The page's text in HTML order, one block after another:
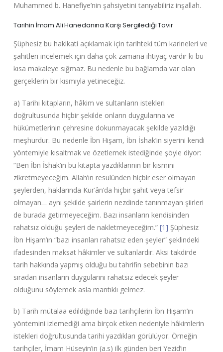
Muhammed b. Hanefiye’nin şahsiyetini tanıyabiliriz inşallah.
Tarihin İmam Ali Hanedanına Karşı Sergilediği Tavır
Şüphesiz bu hakikati açıklamak için tarihteki tüm karineleri ve
şahitleri incelemek için daha çok zamana ihtiyaç vardır ki bu
kısa makaleye sığmaz. Bu nedenle bu bağlamda var olan
gerçeklerin bir kısmıyla yetineceğiz.
a) Tarihi kitapların, hâkim ve sultanların istekleri
doğrultusunda hiçbir şekilde onların duygularına ve
hükümetlerinin çehresine dokunmayacak şekilde yazıldığı
meşhurdur. Bu nedenle İbn Hişam, İbn İshak’ın siyerini kendi
yöntemiyle kısaltmak ve özetlemek istediğinde şöyle diyor:
“Ben İbn İshak’ın bu kitapta yazdıklarının bir kısmını
zikretmeyeceğim. Allah’ın resulünden hiçbir eser olmayan
şeylerden, haklarında Kur’ân’da hiçbir şahit veya tefsir
olmayan… aynı şekilde şairlerin nezdinde tanınmayan şiirleri
de burada getirmeyeceğim. Bazı insanların kendisinden
rahatsız olduğu şeyleri de nakletmeyeceğim.” [1] Şüphesiz
İbn Hişam’ın “bazı insanları rahatsız eden şeyler” şeklindeki
ifadesinden maksat hâkimler ve sultanlardır. Aksi takdirde
tarih hakkında yapmış olduğu bu tahrifin sebebinin bazı
sıradan insanların duygularını rahatsız edecek şeyler
olduğunu söylemek asla mantıklı gelmez.
b) Tarih mütalaa edildiğinde bazı tarihçilerin İbn Hişam’ın
yöntemini izlemediği ama birçok etken nedeniyle hâkimlerin
istekleri doğrultusunda tarihi yazdıkları görülüyor. Örneğin
tarihçiler, İmam Hüseyin’in (a.s) ilk günden beri Yezid’in